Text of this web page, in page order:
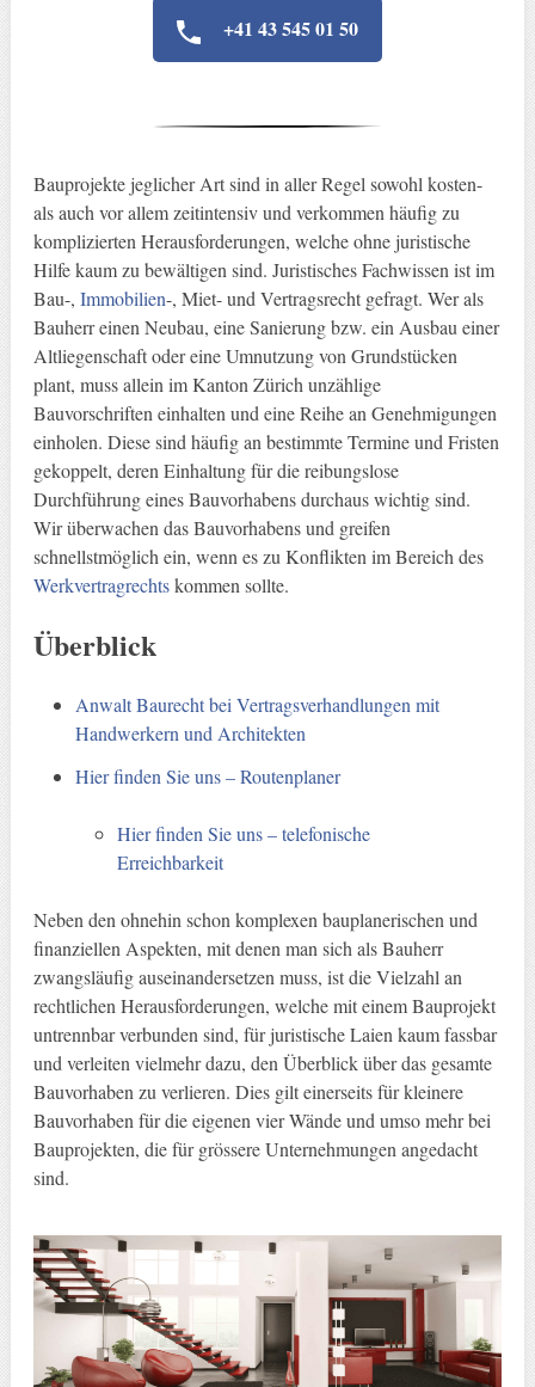
+41 43 545 01 50
Bauprojekte jeglicher Art sind in aller Regel sowohl kosten-
als auch vor allem zeitintensiv und verkommen häufig zu
komplizierten Herausforderungen, welche ohne juristische
Hilfe kaum zu bewältigen sind. Juristisches Fachwissen ist im
Bau-, Immobilien-, Miet- und Vertragsrecht gefragt. Wer als
Bauherr einen Neubau, eine Sanierung bzw. ein Ausbau einer
Altliegenschaft oder eine Umnutzung von Grundstücken
plant, muss allein im Kanton Zürich unzählige
Bauvorschriften einhalten und eine Reihe an Genehmigungen
einholen. Diese sind häufig an bestimmte Termine und Fristen
gekoppelt, deren Einhaltung für die reibungslose
Durchführung eines Bauvorhabens durchaus wichtig sind.
Wir überwachen das Bauvorhabens und greifen
schnellstmöglich ein, wenn es zu Konflikten im Bereich des
Werkvertragrechtskommen sollte.
Überblick
Anwalt Baurecht bei Vertragsverhandlungen mit
Handwerkern und Architekten
Hier finden Sie uns – Routenplaner
Hier finden Sie uns – telefonische
Erreichbarkeit
Neben den ohnehin schon komplexen bauplanerischen und
finanziellen Aspekten, mit denen man sich als Bauherr
zwangsläufig auseinandersetzen muss, ist die Vielzahl an
rechtlichen Herausforderungen, welche mit einem Bauprojekt
untrennbar verbunden sind, für juristische Laien kaum fassbar
und verleiten vielmehr dazu, den Überblick über das gesamte
Bauvorhaben zu verlieren. Dies gilt einerseits für kleinere
Bauvorhaben für die eigenen vier Wände und umso mehr bei
Bauprojekten, die für grössere Unternehmungen angedacht
sind.